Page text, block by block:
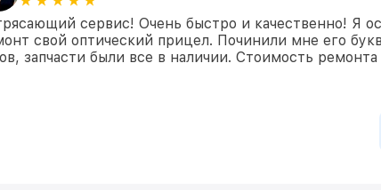
сервис! Очень быстро и качественно! Я
свой оптический прицел. Починили мне его
запчасти были все в наличии. Стоимость